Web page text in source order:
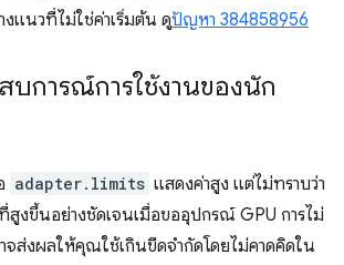
งแนวที่ไม่ใช่ค่าเริ่มต้น ดูปัญหา 384858956
บการณ์การใช้งานของนัก
adapter.limits แสดงค่าสูง แต่ไม่ทราบว่า
งขึ้นอย่างชัดเจนเมื่อขออุปกรณ์ GPU การไม่
จส่งผลให้คุณใช้เกินขีดจำกัดโดยไม่คาดคิดใน